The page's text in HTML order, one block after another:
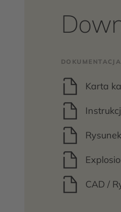
Karta
CAD /